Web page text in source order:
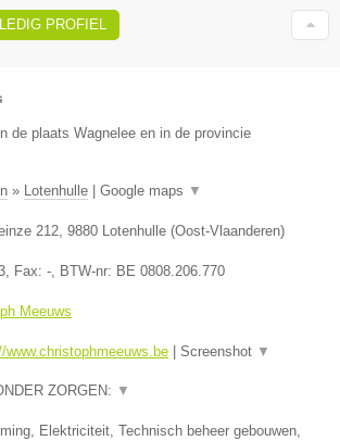
PROFIEL
de plaats Wagnelee en in de provincie
» Lotenhulle | Google maps ▼
212 9880 Lotenhulle (Oost-Vlaanderen)
, Fax: - , BTW-nr: BE 0808.206.770
Meeuws
www.christophmeeuws.be | Screenshot ▼
ZORGEN: ▼
Elektriciteit, Technisch beheer gebouwen,